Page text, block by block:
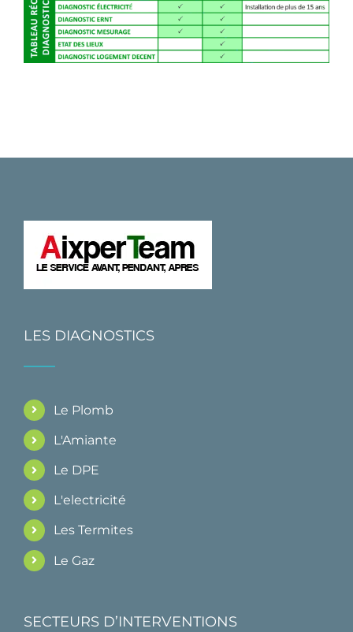
LES DIAGNOSTICS
Le Plomb
L'Amiante
Le DPE
L'electricité
Les Termites
Le Gaz
SECTEURS D’INTERVENTIONS